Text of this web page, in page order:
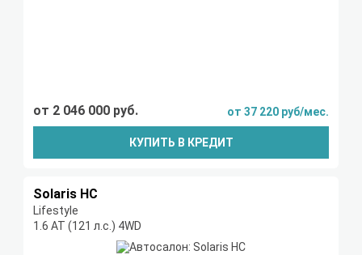
от 2 046 000 руб. от 37 220 руб/мес.
КУПИТЬ В КРЕДИТ
Solaris HC
Lifestyle
1.6 AT (121 л.с.) 4WD